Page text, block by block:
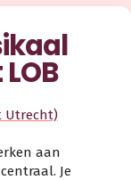
Utrecht)
aan
Je